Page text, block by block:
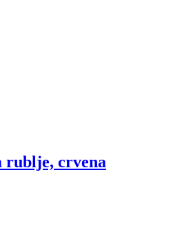
rublje, crvena